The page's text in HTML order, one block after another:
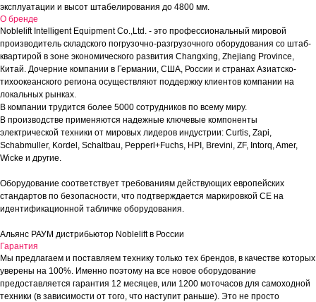
эксплуатации и высот штабелирования до 4800 мм.
О бренде
Noblelift Intelligent Equipment Co.,Ltd. - это профессиональный мировой
производитель складского погрузочно-разгрузочного оборудования со штаб-
квартирой в зоне экономического развития Changxing, Zhejiang Province,
Китай. Дочерние компании в Германии, США, России и странах Азиатско-
тихоокеанского региона осуществляют поддержку клиентов компании на
локальных рынках.
В компании трудится более 5000 сотрудников по всему миру.
В производстве применяются надежные ключевые компоненты
электрической техники от мировых лидеров индустрии: Curtis, Zapi,
Schabmuller, Kordel, Schaltbau, Pepperl+Fuchs, HPI, Brevini, ZF, Intorq, Amer,
Wicke и другие.
Оборудование соответствует требованиям действующих европейских
стандартов по безопасности, что подтверждается маркировкой СЕ на
идентификационной табличке оборудования.
Альянс РАУМ дистрибьютор Noblelift в России
Гарантия
Мы предлагаем и поставляем технику только тех брендов, в качестве которых
уверены на 100%. Именно поэтому на все новое оборудование
предоставляется гарантия 12 месяцев, или 1200 моточасов для самоходной
техники (в зависимости от того, что наступит раньше). Это не просто